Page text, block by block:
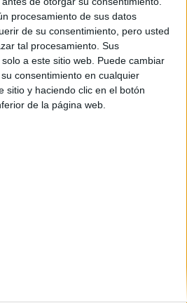
procesamiento de sus datos
de su consentimiento, pero usted
tal procesamiento. Sus
a este sitio web. Puede cambiar
consentimiento en cualquier
sitio y haciendo clic en el botón
de la página web.